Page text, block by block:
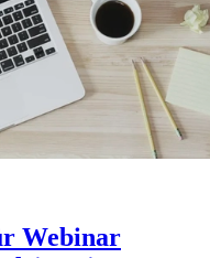
Webinar